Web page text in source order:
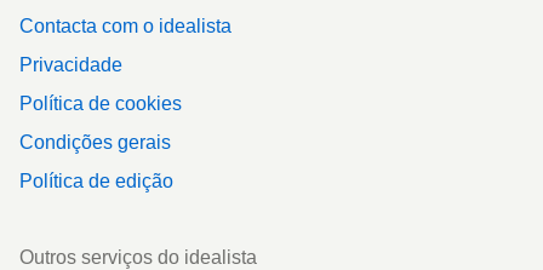
Contacta com o idealista
Privacidade
Política de cookies
Condições gerais
Política de edição
Outros serviços do idealista